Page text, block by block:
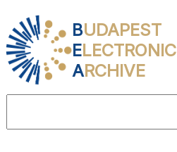
BUDAPEST
ELECTRONIC
ARCHIVE